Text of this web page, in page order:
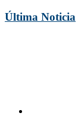
Última Noticia